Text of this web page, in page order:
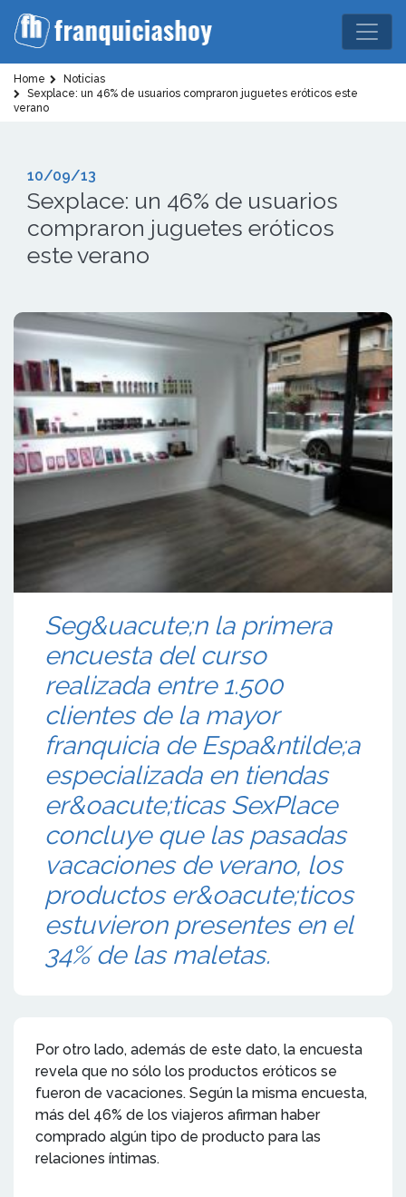
Home
Noticias
Sexplace: un 46% de usuarios compraron juguetes eróticos este
verano
10/09/13
Sexplace: un 46% de usuarios
compraron juguetes eróticos
este verano
Seg&uacute;n la primera
encuesta del curso
realizada entre 1.500
clientes de la mayor
franquicia de Espa&ntilde;a
especializada en tiendas
er&oacute;ticas SexPlace
concluye que las pasadas
vacaciones de verano, los
productos er&oacute;ticos
estuvieron presentes en el
34% de las maletas.
Por otro lado, además de este dato, la encuesta
revela que no sólo los productos eróticos se
fueron de vacaciones. Según la misma encuesta,
más del 46% de los viajeros afirman haber
comprado algún tipo de producto para las
relaciones íntimas.